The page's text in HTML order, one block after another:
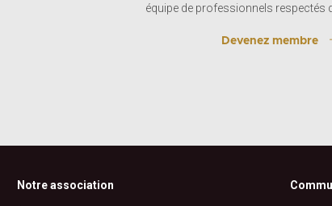
équipe de professionnels respectés
Devenez membre
Notre association